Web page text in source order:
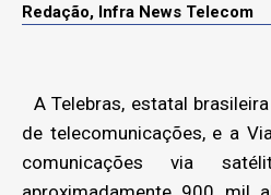
Redação, Infra News Telecom
A Telebras, estatal
de telecomunicações, e a
comunicações via